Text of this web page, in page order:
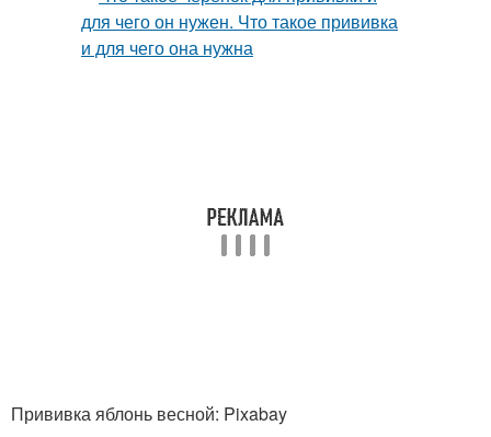
Материалы для
прививки
Сорта для прививки
Прививка яблонь весной: Pixabay